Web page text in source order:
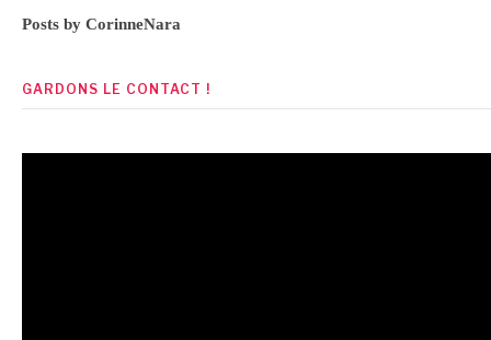
Posts by CorinneNara
GARDONS LE CONTACT !